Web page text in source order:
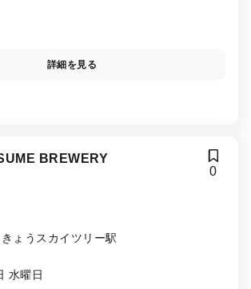
詳細を見る
BREWERY
0
ょうスカイツリー駅
月曜日 火曜日 水曜日